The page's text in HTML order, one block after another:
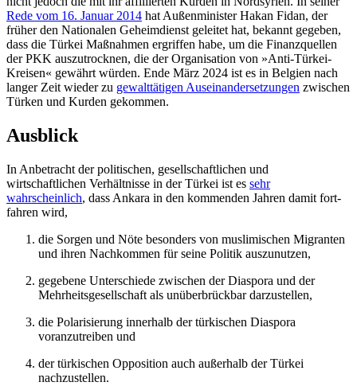
Rede vom 16. Januar 2014 hat Außenminister Hakan Fidan, der
früher den Nationalen Geheimdienst geleitet hat, bekannt gegeben,
dass die Türkei Maßnahmen ergriffen habe, um die Finanzquellen
der PKK auszutrocknen, die der Organisation von »Anti-Türkei-
Kreisen« gewährt würden. Ende März 2024 ist es in Belgien nach
langer Zeit wieder zu gewalttätigen Auseinandersetzungen zwischen
Türken und Kurden gekommen.
Ausblick
In Anbetracht der politischen, gesellschaftlichen und
wirtschaftlichen Verhältnisse in der Türkei ist es sehr
wahrscheinlich, dass Ankara in den kommenden Jahren damit fort­
fahren wird,
die Sorgen und Nöte besonders von mus­limischen Migranten
und ihren Nachkommen für seine Politik auszunutzen,
gegebene Unterschiede zwischen der Diaspora und der
Mehrheitsgesellschaft als unüberbrückbar darzustellen,
die Polarisierung innerhalb der türkischen Diaspora
voranzutreiben und
der türkischen Opposition auch außer­halb der Türkei
nachzustellen.